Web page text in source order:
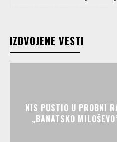
IZDVOJENE VESTI
NIS PUSTIO U PROBNI
„BANATSKO